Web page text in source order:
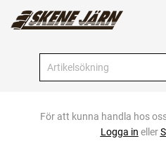
För att kunna handla hos
Logga in eller